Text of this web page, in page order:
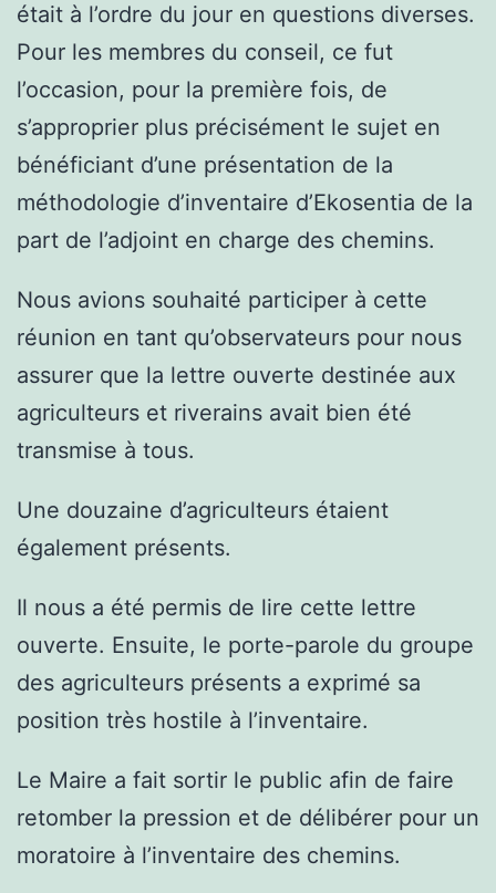
était à l’ordre du jour en questions diverses.
Pour les membres du conseil, ce fut
l’occasion, pour la première fois, de
s’approprier plus précisément le sujet en
bénéficiant d’une présentation de la
méthodologie d’inventaire d’Ekosentia de la
part de l’adjoint en charge des chemins.
Nous avions souhaité participer à cette
réunion en tant qu’observateurs pour nous
assurer que la lettre ouverte destinée aux
agriculteurs et riverains avait bien été
transmise à tous.
Une douzaine d’agriculteurs étaient
également présents.
Il nous a été permis de lire cette lettre
ouverte. Ensuite, le porte-parole du groupe
des agriculteurs présents a exprimé sa
position très hostile à l’inventaire.
Le Maire a fait sortir le public afin de faire
retomber la pression et de délibérer pour un
moratoire à l’inventaire des chemins.